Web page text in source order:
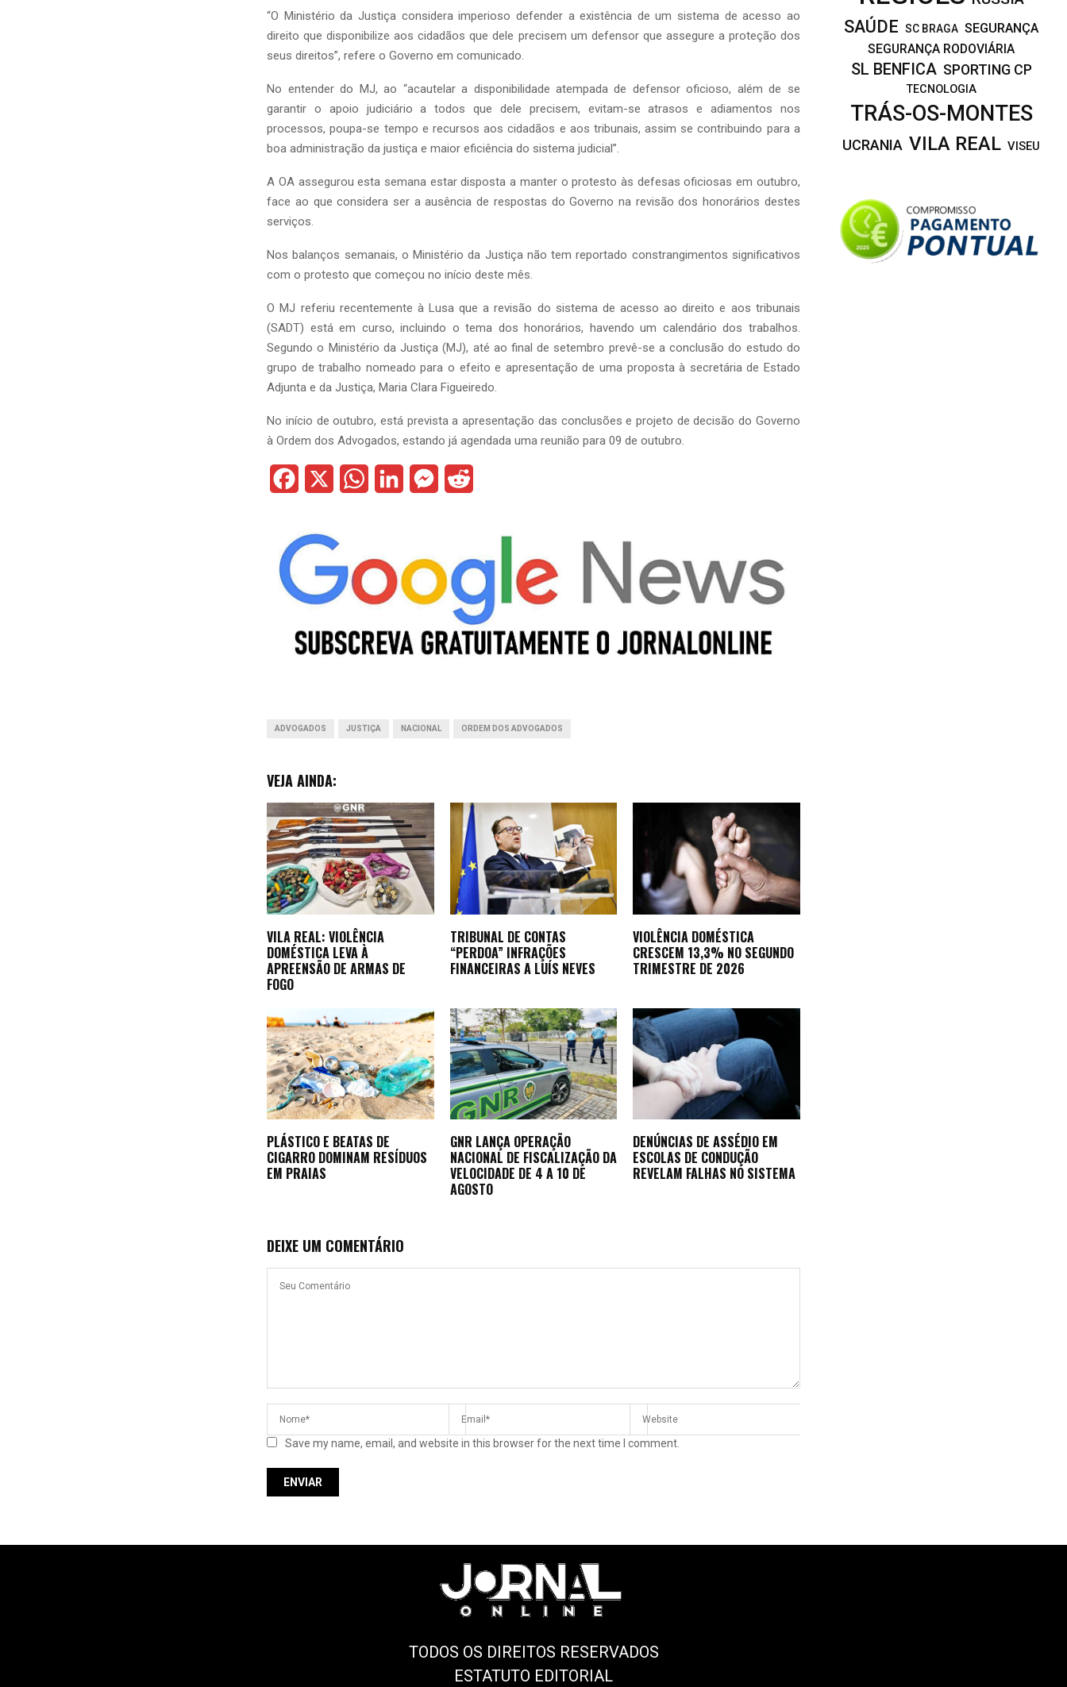
“O Ministério da Justiça considera imperioso defender a existência de um sistema de acesso ao
direito que disponibilize aos cidadãos que dele precisem um defensor que assegure a proteção dos
seus direitos”, refere o Governo em comunicado.
No entender do MJ, ao “acautelar a disponibilidade atempada de defensor oficioso, além de se
garantir o apoio judiciário a todos que dele precisem, evitam-se atrasos e adiamentos nos
processos, poupa-se tempo e recursos aos cidadãos e aos tribunais, assim se contribuindo para a
boa administração da justiça e maior eficiência do sistema judicial”.
A OA assegurou esta semana estar disposta a manter o protesto às defesas oficiosas em outubro,
face ao que considera ser a ausência de respostas do Governo na revisão dos honorários destes
serviços.
Nos balanços semanais, o Ministério da Justiça não tem reportado constrangimentos significativos
com o protesto que começou no início deste mês.
O MJ referiu recentemente à Lusa que a revisão do sistema de acesso ao direito e aos tribunais
(SADT) está em curso, incluindo o tema dos honorários, havendo um calendário dos trabalhos.
Segundo o Ministério da Justiça (MJ), até ao final de setembro prevê-se a conclusão do estudo do
grupo de trabalho nomeado para o efeito e apresentação de uma proposta à secretária de Estado
Adjunta e da Justiça, Maria Clara Figueiredo.
No início de outubro, está prevista a apresentação das conclusões e projeto de decisão do Governo
à Ordem dos Advogados, estando já agendada uma reunião para 09 de outubro.
c
b
o
W
t
s
p
k
e
I
M
s
e
g
d
i
t
ADVOGADOS JUSTIÇA NACIONAL ORDEM DOS ADVOGADOS
VEJA AINDA:
VILA REAL: VIOLÊNCIA
DOMÉSTICA LEVA À
APREENSÃO DE ARMAS DE
FOGO
TRIBUNAL DE CONTAS
“PERDOA” INFRAÇÕES
FINANCEIRAS A LUÍS NEVES
VIOLÊNCIA DOMÉSTICA
CRESCEM 13,3% NO SEGUNDO
TRIMESTRE DE 2026
PLÁSTICO E BEATAS DE
CIGARRO DOMINAM RESÍDUOS
EM PRAIAS
GNR LANÇA OPERAÇÃO
NACIONAL DE FISCALIZAÇÃO DA
VELOCIDADE DE 4 A 10 DE
AGOSTO
DENÚNCIAS DE ASSÉDIO EM
ESCOLAS DE CONDUÇÃO
REVELAM FALHAS NO SISTEMA
DEIXE UM COMENTÁRIO
Save my name, email, and website in this browser for the next time I comment.
SAÚDE SC BRAGA SEGURANÇA
SEGURANÇA RODOVIÁRIA
SL BENFICA SPORTING CP
TECNOLOGIA
TRÁS-OS-MONTES
UCRANIA VILA REAL VISEU
TODOS OS DIREITOS RESERVADOS
ESTATUTO EDITORIAL